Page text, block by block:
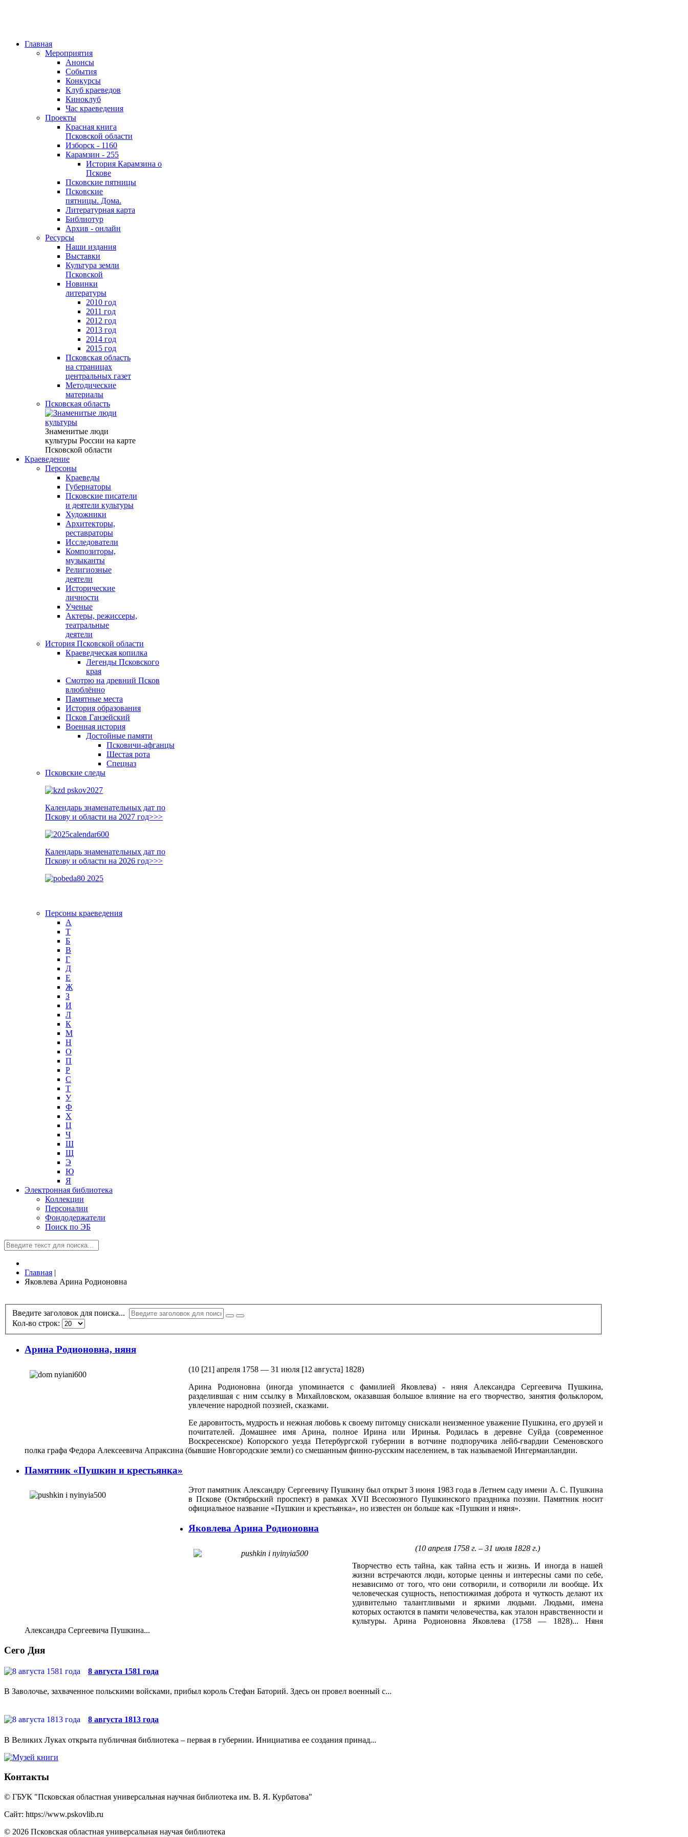
Главная
Мероприятия
Анонсы
События
Конкурсы
Клуб краеведов
Киноклуб
Час краеведения
Проекты
Красная книга
Псковской области
Изборск - 1160
Карамзин - 255
История Карамзина о
Пскове
Псковские пятницы
Псковские
пятницы. Дома.
Литературная карта
Библиотур
Архив - онлайн
Ресурсы
Наши издания
Выставки
Культура земли
Псковской
Новинки
литературы
2010 год
2011 год
2012 год
2013 год
2014 год
2015 год
Псковская область
на страницах
центральных газет
Методические
материалы
Псковская область
Знаменитые люди
культуры России на карте
Псковской области
Краеведение
Персоны
Краеведы
Губернаторы
Псковские писатели
и деятели культуры
Художники
Архитекторы,
реставраторы
Исследователи
Композиторы,
музыканты
Религиозные
деятели
Исторические
личности
Ученые
Актеры, режиссеры,
театральные
деятели
История Псковской области
Краеведческая копилка
Легенды Псковского
края
Смотрю на древний Псков
влюблённо
Памятные места
История образования
Псков Ганзейский
Военная история
Достойные памяти
Псковичи-афганцы
Шестая рота
Спецназ
Псковские следы
Календарь знаменательных дат по
Пскову и области на 2027 год>>>
Календарь знаменательных дат по
Пскову и области на 2026 год>>>
Персоны краеведения
А
T
Б
В
Г
Д
Е
Ж
З
И
Л
К
М
Н
О
П
Р
С
Т
У
Ф
Х
Ц
Ч
Ш
Щ
Э
Ю
Я
Электронная библиотека
Коллекции
Персоналии
Фондодержатели
Поиск по ЭБ
Главная |
Яковлева Арина Родионовна
Введите заголовок для поиска...
Кол-во строк:
Арина Родионовна, няня
(10 [21] апреля 1758 — 31 июля [12 августа] 1828)
Арина Родионовна (иногда упоминается с фамилией Яковлева) - няня Александра Сергеевича Пушкина,
разделившая с ним ссылку в Михайловском, оказавшая большое влияние на его творчество, занятия фольклором,
увлечение народной поэзией, сказками.
Ее даровитость, мудрость и нежная любовь к своему питомцу снискали неизменное уважение Пушкина, его друзей и
почитателей. Домашнее имя Арина, полное Ирина или Иринья. Родилась в деревне Суйда (современное
Воскресенское) Копорского уезда Петербургской губернии в вотчине подпоручика лейб-гвардии Семеновского
полка графа Федора Алексеевича Апраксина (бывшие Новгородские земли) со смешанным финно-русским населением, в так называемой Ингерманландии.
Памятник «Пушкин и крестьянка»
Этот памятник Александру Сергеевичу Пушкину был открыт 3 июня 1983 года в Летнем саду имени А. С. Пушкина
в Пскове (Октябрьский проспект) в рамках XVII Всесоюзного Пушкинского праздника поэзии. Памятник носит
официальное название «Пушкин и крестьянка», но известен он больше как «Пушкин и няня».
Яковлева Арина Родионовна
(10 апреля 1758 г. – 31 июля 1828 г.)
Творчество есть тайна, как тайна есть и жизнь. И иногда в нашей
жизни встречаются люди, которые ценны и интересны сами по себе,
независимо от того, что они сотворили, и сотворили ли вообще. Их
человеческая сущность, непостижимая доброта и чуткость делают их
удивительно талантливыми и яркими людьми. Людьми, имена
которых остаются в памяти человечества, как эталон нравственности и
культуры. Арина Родионовна Яковлева (1758 — 1828)... Няня
Александра Сергеевича Пушкина...
Сего Дня
8 августа 1581 года
В Заволочье, захваченное польскими войсками, прибыл король Стефан Баторий. Здесь он провел военный с...
8 августа 1813 года
В Великих Луках открыта публичная библиотека – первая в губернии. Инициатива ее создания принад...
Контакты
© ГБУК "Псковская областная универсальная научная библиотека им. В. Я. Курбатова"
Сайт: https://www.pskovlib.ru
© 2026 Псковская областная универсальная научая библиотека